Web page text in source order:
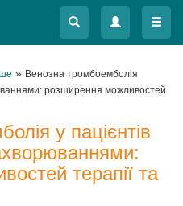
Меню
Меню
» Венозна тромбоемболія
розширення можливостей
у пацієнтів
терапії та